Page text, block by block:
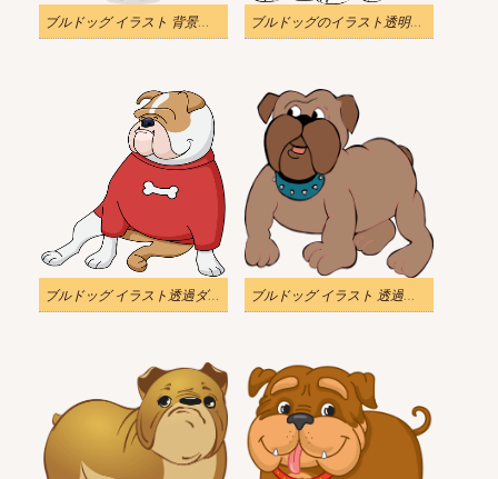
ブルドッグ イラスト 背景透明 ブルドッグのイラスト透明クリップアート
ブルドッグ イラスト透過ダウンロード ブルドッグ イラスト 透過画像